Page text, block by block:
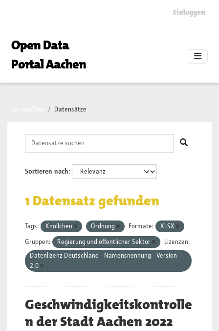
Einloggen
Open Data
Portal Aachen
Datensätze
Sortieren nach
1 Datensatz gefunden
Tags: Knöllchen Ordnung Formate: XLSX
Gruppen: Regierung und öffentlicher Sektor
Lizenzen:
Datenlizenz Deutschland - Namensnennung - Version
2.0
Geschwindigkeitskontrolle
n der Stadt Aachen 2022